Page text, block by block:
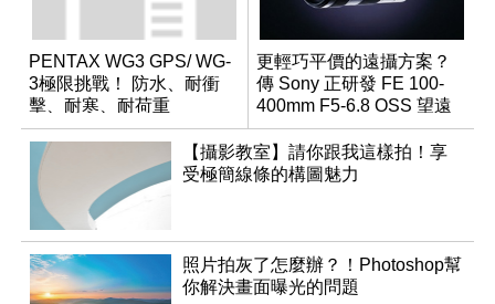
PENTAX WG3 GPS/ WG-
3極限挑戰！ 防水、耐衝
擊、耐寒、耐荷重
更輕巧平價的遠攝方案？
傳 Sony 正研發 FE 100-
400mm F5-6.8 OSS 望遠
變焦鏡頭
【攝影教室】請你跟我這樣拍！享
受極簡線條的構圖魅力
照片拍灰了怎麼辦？！Photoshop幫
你解決畫面曝光的問題